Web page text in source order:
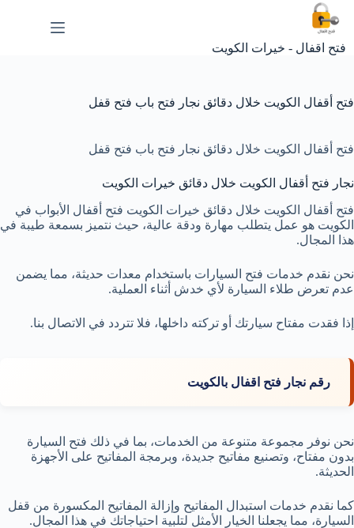
التجاوز
إلى
المحتوى
فتح اقفال - خيرات الكويت
فتح أقفال الكويت خلال دقائق نجار فتح باب فتح قفل
فتح أقفال الكويت خلال دقائق نجار فتح باب فتح قفل
نجار فتح أقفال الكويت خلال دقائق خيرات الكويت
فتح أقفال الكويت خلال دقائق خيرات الكويت فتح أقفال الأبواب في
الكويت هو عمل يتطلب مهارة ودقة عالية، حيث نتميز بسمعة طيبة في
هذا المجال.
نحن نقدم خدمات فتح السيارات باستخدام معدات حديثة، مما يضمن
عدم تعرض طلاء السيارة لأي خدش أثناء العملية.
إذا فقدت مفتاح سيارتك أو تركته داخلها، فلا تتردد في الاتصال بنا.
رقم نجار فتح اقفال بالكويت
نحن نوفر مجموعة متنوعة من الخدمات، بما في ذلك فتح السيارة
بدون مفتاح، وتصنيع مفاتيح جديدة، وبرمجة المفاتيح على الأجهزة
الحديثة.
كما نقدم خدمات استبدال المفاتيح وإزالة المفاتيح المكسورة من قفل
السيارة، مما يجعلنا الخيار الأمثل لتلبية احتياجاتك في هذا المجال.